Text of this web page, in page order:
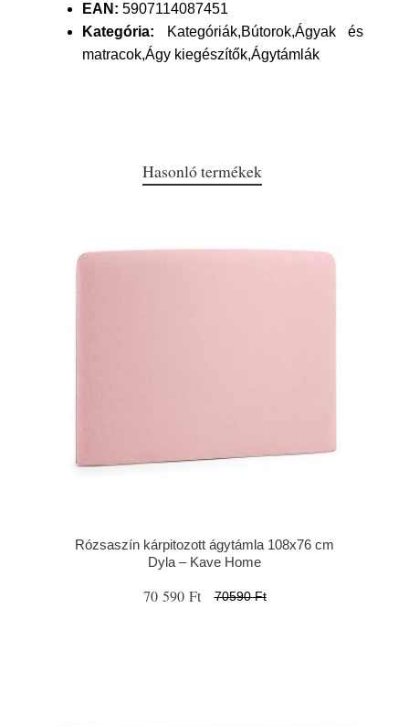
EAN: 5907114087451
Kategória: Kategóriák,Bútorok,Ágyak és
matracok,Ágy kiegészítők,Ágytámlák
Hasonló termékek
Rózsaszín kárpitozott ágytámla 108x76 cm
Dyla – Kave Home
70 590 Ft 70590 Ft